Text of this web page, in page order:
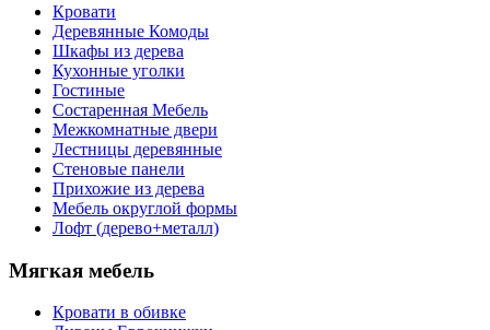
Кровати
Деревянные Комоды
Шкафы из дерева
Кухонные уголки
Гостиные
Состаренная Мебель
Межкомнатные двери
Лестницы деревянные
Стеновые панели
Прихожие из дерева
Мебель округлой формы
Лофт (дерево+металл)
Мягкая мебель
Кровати в обивке